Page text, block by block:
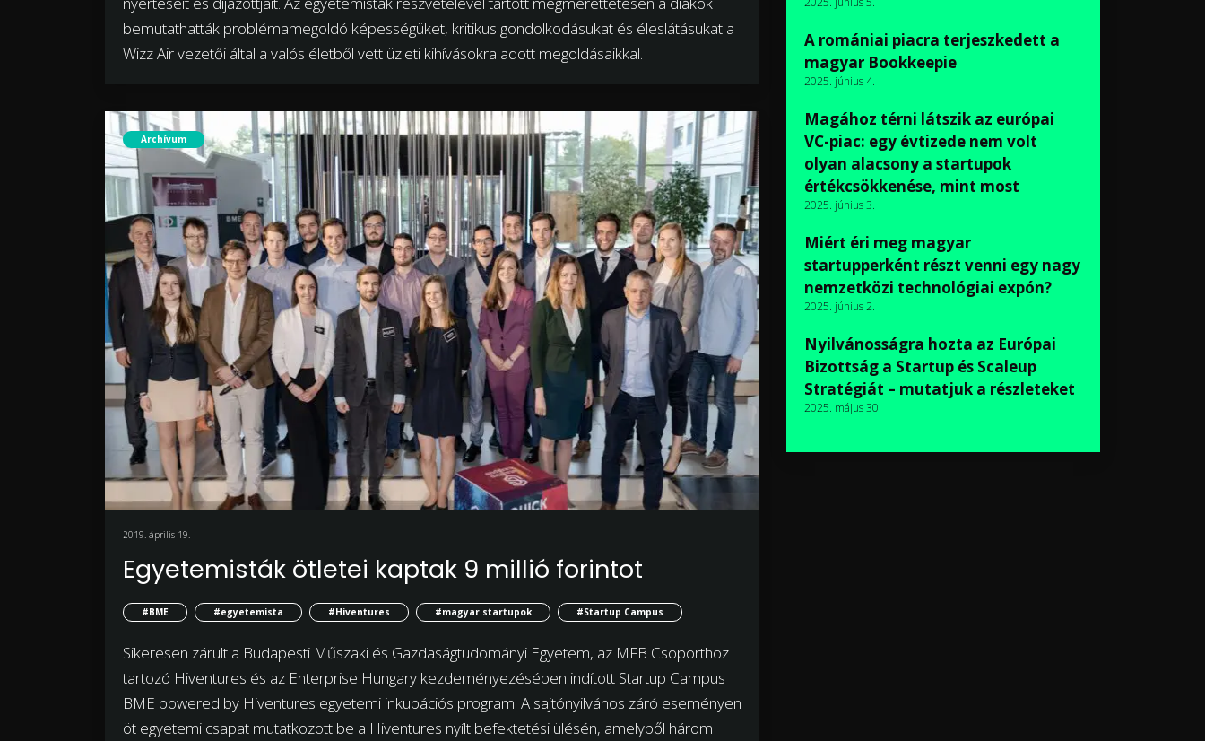
bemutathatták problémamegoldó képességüket, kritikus gondolkodásukat és éleslátásukat a
Wizz Air vezetői által a valós életből vett üzleti kihívásokra adott megoldásaikkal.
Archívum
2019. április 19.
Egyetemisták ötletei kaptak 9 millió forintot
#BME #egyetemista #Hiventures #magyar startupok #Startup Campus
Sikeresen zárult a Budapesti Műszaki és Gazdaságtudományi Egyetem, az MFB Csoporthoz
tartozó Hiventures és az Enterprise Hungary kezdeményezésében indított Startup Campus
BME powered by Hiventures egyetemi inkubációs program. A sajtónyilvános záró eseményen
öt egyetemi csapat mutatkozott be a Hiventures nyílt befektetési ülésén, amelyből három
A romániai piacra terjeszkedett a
magyar Bookkeepie
2025. június 4.
Magához térni látszik az európai
VC-piac: egy évtizede nem volt
olyan alacsony a startupok
értékcsökkenése, mint most
2025. június 3.
Miért éri meg magyar
startupperként részt venni egy nagy
nemzetközi technológiai expón?
2025. június 2.
Nyilvánosságra hozta az Európai
Bizottság a Startup és Scaleup
Stratégiát – mutatjuk a részleteket
2025. május 30.